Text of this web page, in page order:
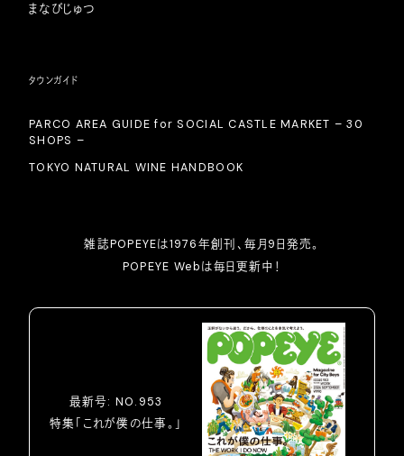
まなびじゅつ
タウンガイド
PARCO AREA GUIDE for SOCIAL CASTLE MARKET – 30
SHOPS –
TOKYO NATURAL WINE HANDBOOK
雑誌POPEYEは1976年創刊、毎月9日発売。
POPEYE Webは毎日更新中！
最新号: NO.953
特集「これが僕の仕事。」